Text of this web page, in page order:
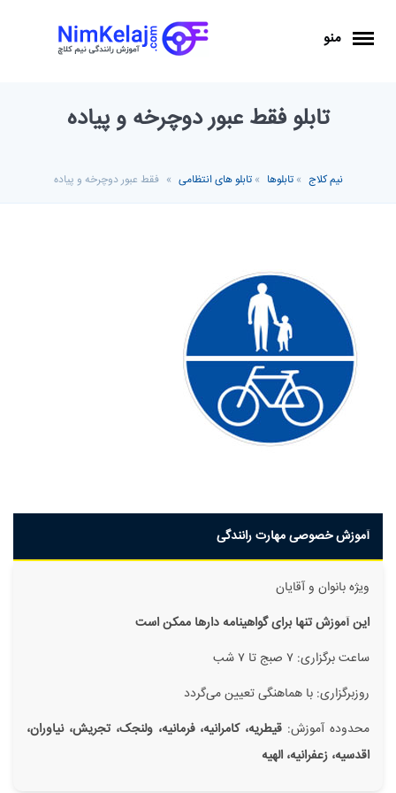
منو
تابلو فقط عبور دوچرخه و پیاده
نیم کلاج »تابلوها »تابلو های انتظامی » فقط عبور دوچرخه و پیاده
آموزش خصوصی مهارت رانندگی
ویژه بانوان و آقایان
این آموزش تنها برای گواهینامه دار‌ها ممکن است
ساعت برگزاری: ۷ صبج تا ۷ شب
روزبرگزاری: با هماهنگی تعیین می‌گردد
محدوده آموزش: قیطریه، کامرانیه، فرمانیه، ولنجک، تجریش، نیاوران،
اقدسیه، زعفرانیه، الهیه